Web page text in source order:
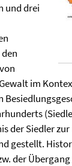
und drei
im
der Siedler
gestellt.
der